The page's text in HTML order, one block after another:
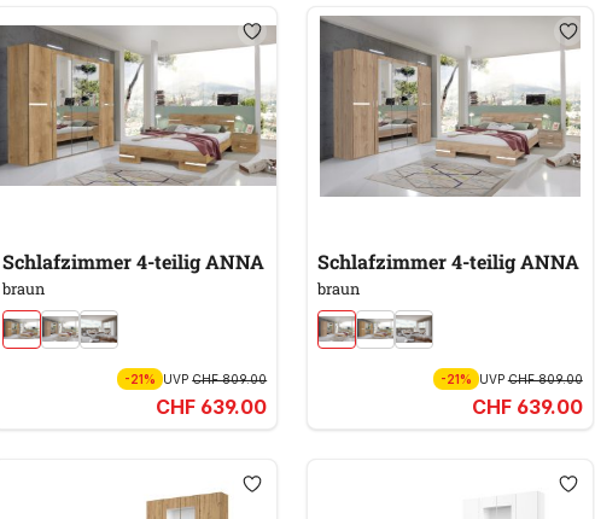
Schlafzimmer 4-teilig ANNA
braun
-21% UVPCHF 809.00
CHF 639.00
Schlafzimmer 4-teilig ANNA
braun
-21% UVPCHF 809.00
CHF 639.00